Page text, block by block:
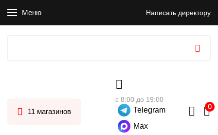
Меню Написать директору
11 магазинов
с 8:00 до 19:00
Telegram
Max